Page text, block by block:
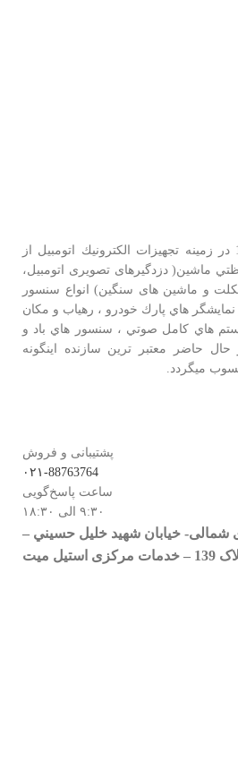
دیجی دزدگیر از سال 1391 در زمينه تجهيزات الكترونيك اتومبیل از
ماشین( دزدگيرهای تصویری اتومبیل،
و ماشین های سنگین) انواع سنسور
هاي پارك خودرو ، رهياب و مكان
هاي كامل صوتي ، سنسور هاي باد و
حاضر معتبر ترين سازنده اينگونه
ميگردد.
پشتیبانی و فروش
۰۲۱-88763764
ساعت پاسخ‌گویی
۹:۳۰ الی ۱۸:۳۰
شمالی- خيابان شهيد خليل حسيني –
مرکزی استیل میت